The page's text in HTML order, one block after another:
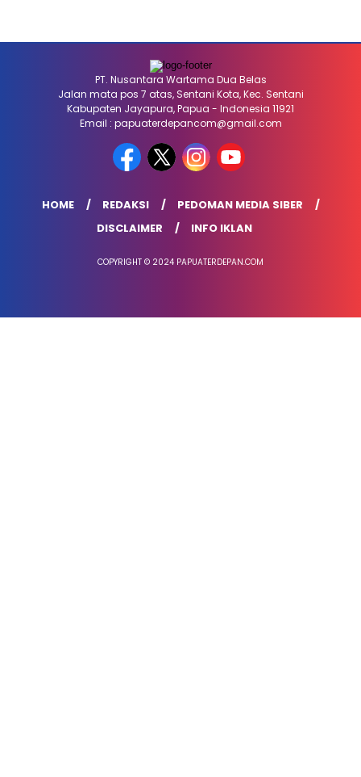
PT. Nusantara Wartama Dua Belas
Jalan mata pos 7 atas, Sentani Kota, Kec. Sentani
Kabupaten Jayapura, Papua - Indonesia 11921
Email : papuaterdepancom@gmail.com
HOME REDAKSI
PEDOMAN MEDIA SIBER
DISCLAIMER
INFO IKLAN
COPYRIGHT © 2024 PAPUATERDEPAN.COM